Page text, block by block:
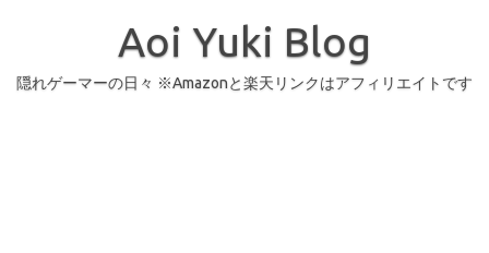
Aoi Yuki Blog
隠れゲーマーの日々 ※Amazonと楽天リンクはアフィリエイトです